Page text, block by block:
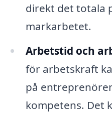
direkt det totala
markarbetet.
Arbetstid och
för arbetskraft
på
kompetens. Det